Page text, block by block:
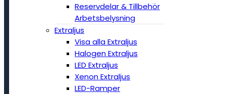
Reservdelar & Tillbehör
Arbetsbelysning
Extraljus
Visa alla Extraljus
Halogen Extraljus
LED Extraljus
Xenon Extraljus
LED-Ramper